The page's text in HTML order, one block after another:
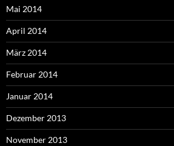
Mai 2014
April 2014
März 2014
Februar 2014
Januar 2014
Dezember 2013
November 2013